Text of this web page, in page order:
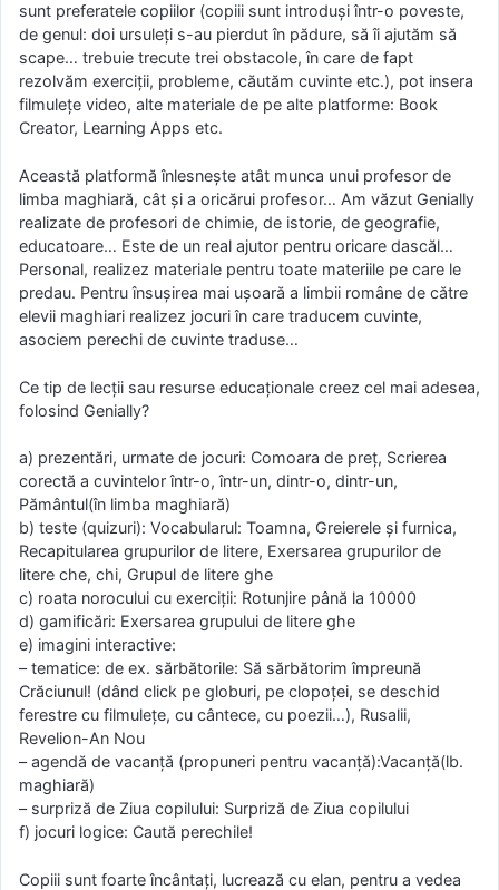
sunt preferatele copiilor (copiii sunt introduși într-o poveste,
de genul: doi ursuleți s-au pierdut în pădure, să îi ajutăm să
scape… trebuie trecute trei obstacole, în care de fapt
rezolvăm exerciții, probleme, căutăm cuvinte etc.), pot insera
filmulețe video, alte materiale de pe alte platforme: Book
Creator, Learning Apps etc.
Această platformă înlesnește atât munca unui profesor de
limba maghiară, cât și a oricărui profesor… Am văzut Genially
realizate de profesori de chimie, de istorie, de geografie,
educatoare… Este de un real ajutor pentru oricare dascăl…
Personal, realizez materiale pentru toate materiile pe care le
predau. Pentru însușirea mai ușoară a limbii române de către
elevii maghiari realizez jocuri în care traducem cuvinte,
asociem perechi de cuvinte traduse…
Ce tip de lecții sau resurse educaționale creez cel mai adesea,
folosind Genially?
a) prezentări, urmate de jocuri: Comoara de preț, Scrierea
corectă a cuvintelor într-o, într-un, dintr-o, dintr-un,
Pământul(în limba maghiară)
b) teste (quizuri): Vocabularul: Toamna, Greierele și furnica,
Recapitularea grupurilor de litere, Exersarea grupurilor de
litere che, chi, Grupul de litere ghe
c) roata norocului cu exerciții: Rotunjire până la 10000
d) gamificări: Exersarea grupului de litere ghe
e) imagini interactive:
– tematice: de ex. sărbătorile: Să sărbătorim împreună
Crăciunul! (dând click pe globuri, pe clopoței, se deschid
ferestre cu filmulețe, cu cântece, cu poezii…), Rusalii,
Revelion-An Nou
– agendă de vacanță (propuneri pentru vacanță):Vacanță(lb.
maghiară)
– surpriză de Ziua copilului: Surpriză de Ziua copilului
f) jocuri logice: Caută perechile!
Copiii sunt foarte încântați, lucrează cu elan, pentru a vedea